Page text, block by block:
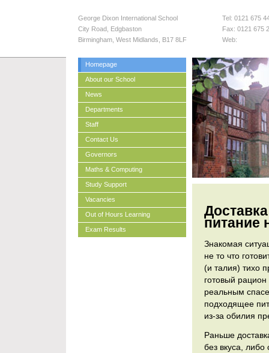
George Dixon International School
City Road, Edgbaston
Birmingham West Midlands B17 8LF
Tel: 0121 675
Fax: 0121 675
Web:
питание
Знакомая
не то что
(и талия) тихо
готовый
реальным
подходящее
из-за обилия
Раньше
без вкуса,
Homepage
About our School
News
Departments
Staff
Contact Us
Governors
Maths & Computing
Study Support
Vacancies
Out of Hours Learning
Exam Results